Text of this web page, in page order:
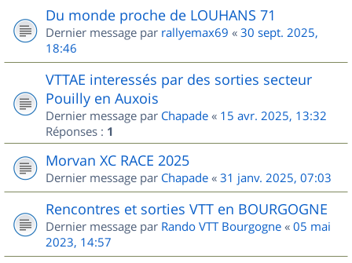
Du monde proche de LOUHANS 71
Dernier message par rallyemax69 « 30 sept. 2025,
18:46
VTTAE interessés par des sorties secteur
Pouilly en Auxois
Dernier message par Chapade « 15 avr. 2025, 13:32
Réponses : 1
Morvan XC RACE 2025
Dernier message par Chapade « 31 janv. 2025, 07:03
Rencontres et sorties VTT en BOURGOGNE
Dernier message par Rando VTT Bourgogne « 05 mai
2023, 14:57